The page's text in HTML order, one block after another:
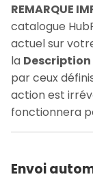
REMARQUE
catalogue
actuel sur
la
par ceux
action est
fonctionnera
Envoi